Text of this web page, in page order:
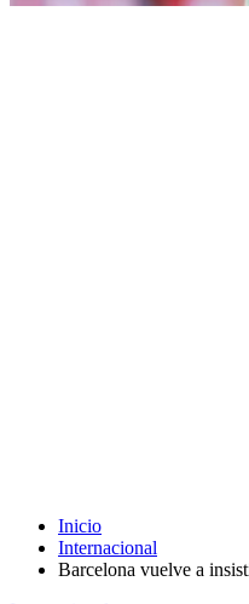
Inicio
Internacional
Barcelona vuelve a